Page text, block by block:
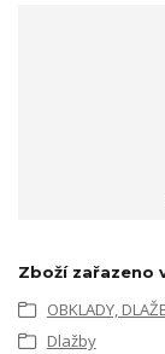
Zboží zařazeno
OBKLADY,
Dlažby